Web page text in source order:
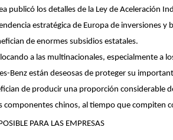
publicó los detalles de la Ley de Aceleración
estratégica de Europa de inversiones
de enormes subsidios estatales.
a las multinacionales, especialmente a
Benz están deseosas de proteger su
de producir una proporción considerable
componentes chinos, al tiempo que
PARA LAS EMPRESAS